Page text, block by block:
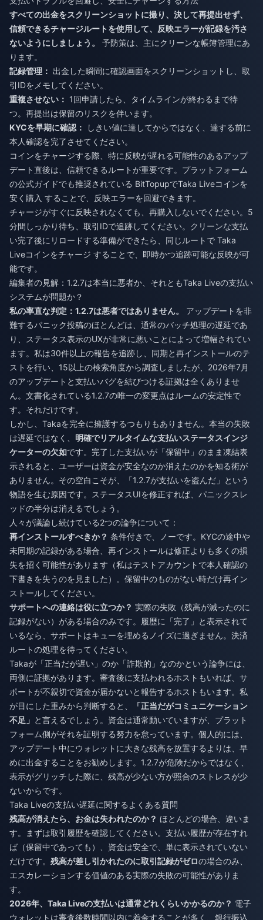
すべての出金をスクリーンショットに撮り、決して再提出せず、
信頼できるチャージルートを使用して、反映エラーが記録を汚さ
ないようにしましょう。
予防策は、主にクリーンな帳簿管理にあ
ります。
記録管理： 出金した瞬間に確認画面をスクリーンショットし、取
引IDをメモしてください。
重複させない： 1回申請したら、タイムラインが終わるまで待
つ。再提出は保留のリスクを伴います。
KYCを早期に確認：
しきい値に達してからではなく、達する前に
本人確認を完了させてください。
コインをチャージする際、特に反映が遅れる可能性のあるアップ
デート直後は、信頼できるルートが重要です。プラットフォーム
の公式ガイドでも推奨されている BitTopupでTaka Liveコインを
安く購入 することで、反映エラーを回避できます。
チャージがすぐに反映されなくても、再購入しないでください。5
分間しっかり待ち、取引IDで追跡してください。クリーンな支払
い完了後にリロードする準備ができたら、同じルートで Taka
Liveコインをチャージ することで、即時かつ追跡可能な反映が可
能です。
編集者の見解：1.2.7は本当に悪者か、それともTaka Liveの支払い
システムが問題か？
私の率直な判定：1.2.7は悪者ではありません。
アップデートを非
難するパニック投稿のほとんどは、通常のバッチ処理の遅延であ
り、ステータス表示のUXが非常に悪いことによって増幅されてい
ます。私は30件以上の報告を追跡し、同期と再インストールのテ
ストを行い、15以上の検索角度から調査しましたが、2026年7月
のアップデートと支払いバグを結びつける証拠は全くありませ
ん。文書化されている1.2.7の唯一の変更点はルームの安定性で
す。それだけです。
しかし、Takaを完全に擁護するつもりもありません。本当の失敗
は遅延ではなく、 明確でリアルタイムな支払いステータスインジ
ケーターの欠如です。完了した支払いが「保留中」のまま凍結表
示されると、ユーザーは資金が安全なのか消えたのかを知る術が
ありません。その空白こそが、「1.2.7が支払いを盗んだ」という
物語を生む原因です。ステータスUIを修正すれば、パニックスレ
ッドの半分は消えるでしょう。
人々が議論し続けている2つの論争について：
再インストールすべきか？ 条件付きで、ノーです。KYCの途中や
未同期の記録がある場合、再インストールは修正よりも多くの損
失を招く可能性があります（私はテストアカウントで本人確認の
下書きを失うのを見ました）。保留中のものがない時だけ再イン
ストールしてください。
サポートへの連絡は役に立つか？ 実際の失敗（残高が減ったのに
記録がない）がある場合のみです。履歴に「完了」と表示されて
いるなら、サポートはキューを埋めるノイズに過ぎません。決済
ルートの処理を待ってください。
Takaが「正当だが遅い」のか「詐欺的」なのかという論争には、
両側に証拠があります。審査後に支払われるホストもいれば、サ
ポートが不親切で資金が届かないと報告するホストもいます。私
が目にした重みから判断すると、
「正当だがコミュニケーション
不足」 と言えるでしょう。資金は通常動いていますが、プラット
フォーム側がそれを証明する努力を怠っています。個人的には、
アップデート中にウォレットに大きな残高を放置するよりは、早
めに出金することをお勧めします。1.2.7が危険だからではなく、
表示がグリッチした際に、残高が少ない方が照合のストレスが少
ないからです。
Taka Liveの支払い遅延に関するよくある質問
残高が消えたら、お金は失われたのか？ ほとんどの場合、違いま
す。まずは取引履歴を確認してください。支払い履歴が存在すれ
ば（保留中であっても）、資金は安全で、単に表示されていない
だけです。 残高が差し引かれたのに取引記録がゼロの場合のみ、
エスカレーションする価値のある実際の失敗の可能性がありま
す。
2026年、Taka Liveの支払いは通常どれくらいかかるのか？ 電子
ウォレットは審査後数時間以内に着金することが多く、銀行振込